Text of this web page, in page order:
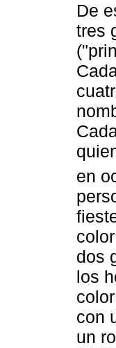
De
tres
en
dos
los
con
un